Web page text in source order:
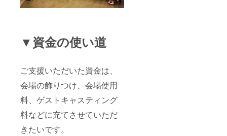
▼資金の使い道
ご支援いただいた資金は、
会場の飾りつけ、会場使用
料、ゲストキャスティング
料などに充てさせていただ
きたいです。